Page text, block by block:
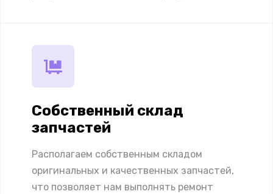
Собственный склад
запчастей
Располагаем собственным складом
оригинальных и качественных запчастей,
что позволяет нам выполнять ремонт